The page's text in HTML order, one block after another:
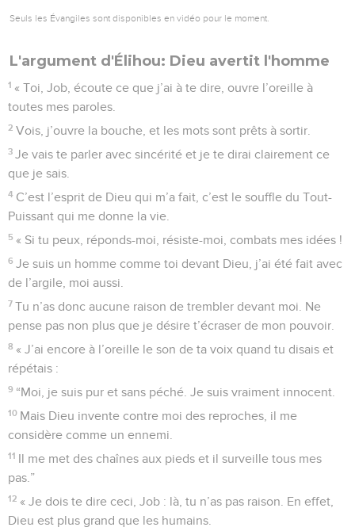
Seuls les Évangiles sont disponibles en vidéo pour le moment.
L'argument d'Élihou: Dieu avertit l'homme
1 « Toi, Job, écoute ce que j’ai à te dire, ouvre l’oreille à
toutes mes paroles.
2 Vois, j’ouvre la bouche, et les mots sont prêts à sortir.
3 Je vais te parler avec sincérité et je te dirai clairement ce
que je sais.
4 C’est l’esprit de Dieu qui m’a fait, c’est le souffle du Tout-
Puissant qui me donne la vie.
5 « Si tu peux, réponds-moi, résiste-moi, combats mes idées !
6 Je suis un homme comme toi devant Dieu, j’ai été fait avec
de l’argile, moi aussi.
7 Tu n’as donc aucune raison de trembler devant moi. Ne
pense pas non plus que je désire t’écraser de mon pouvoir.
8 « J’ai encore à l’oreille le son de ta voix quand tu disais et
répétais :
9 “Moi, je suis pur et sans péché. Je suis vraiment innocent.
10 Mais Dieu invente contre moi des reproches, il me
considère comme un ennemi.
11 Il me met des chaînes aux pieds et il surveille tous mes
pas.”
12 « Je dois te dire ceci, Job : là, tu n’as pas raison. En effet,
Dieu est plus grand que les humains.